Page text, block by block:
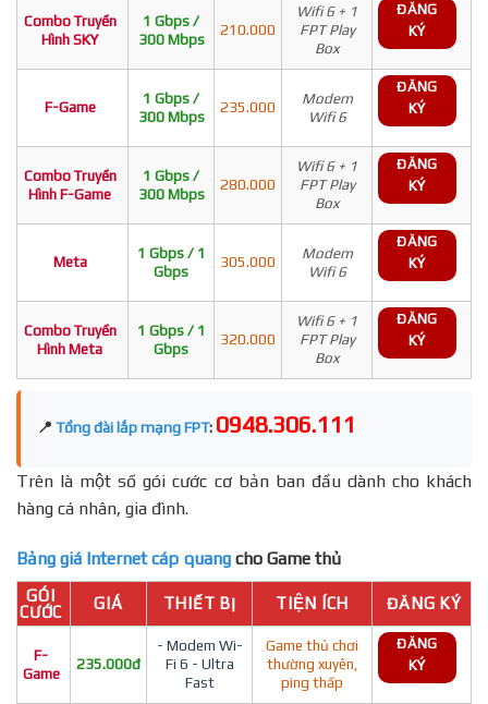
Combo Truyền
Hình SKY
1 Gbps /
300 Mbps
210.000
Wifi 6 + 1
FPT Play
Box
ĐĂNG
KÝ
F-Game
1 Gbps /
300 Mbps
235.000
Modem
Wifi 6
ĐĂNG
KÝ
Combo Truyền
Hình F-Game
1 Gbps /
300 Mbps
280.000
Wifi 6 + 1
FPT Play
Box
ĐĂNG
KÝ
Meta
1 Gbps / 1
Gbps
305.000
Modem
Wifi 6
ĐĂNG
KÝ
Combo Truyền
Hình Meta
1 Gbps / 1
Gbps
320.000
Wifi 6 + 1
FPT Play
Box
ĐĂNG
KÝ
📍 Tổng đài lắp mạng FPT: 0948.306.111
Trên là một số gói cước cơ bản ban đầu dành cho khách
hàng cá nhân, gia đình.
Bảng giá Internet cáp quang cho Game thủ
GÓI
CƯỚC
GIÁ THIẾT BỊ TIỆN ÍCH ĐĂNG KÝ
F-
Game
235.000đ
- Modem Wi-
Fi 6 - Ultra
Fast
Game thủ chơi
thường xuyên,
ping thấp
ĐĂNG
KÝ